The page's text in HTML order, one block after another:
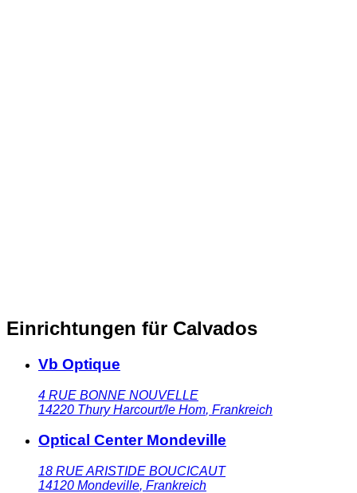
Einrichtungen für Calvados
Vb Optique
4 RUE BONNE NOUVELLE
14220 Thury Harcourt/le Hom, Frankreich
Optical Center Mondeville
18 RUE ARISTIDE BOUCICAUT
14120 Mondeville, Frankreich